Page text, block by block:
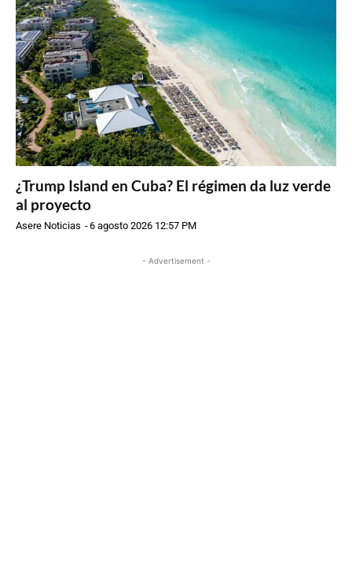
¿Trump Island en Cuba? El régimen da luz verde
al proyecto
Asere Noticias -6 agosto 2026 12:57 PM
- Advertisement -